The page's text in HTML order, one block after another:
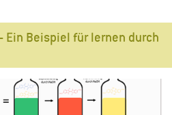
Ein Beispiel für lernen durch